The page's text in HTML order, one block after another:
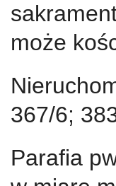
może
367/6;
Parafia